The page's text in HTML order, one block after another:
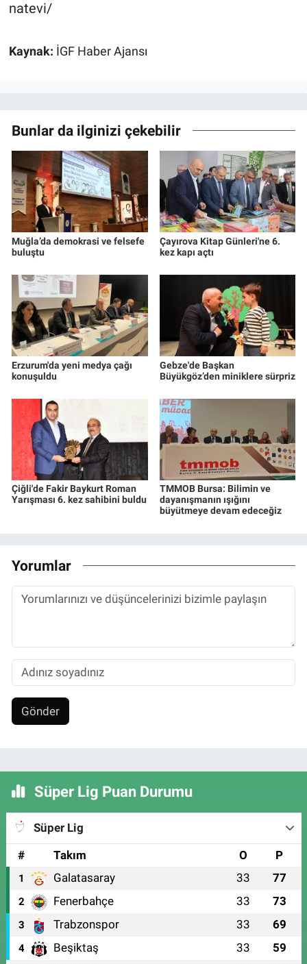
natevi/
Kaynak: İGF Haber Ajansı
Bunlar da ilginizi çekebilir
Muğla’da demokrasi ve felsefe
buluştu
Çayırova Kitap Günleri'ne 6.
kez kapı açtı
Erzurum'da yeni medya çağı
konuşuldu
Gebze'de Başkan
Büyükgöz’den miniklere sürpriz
Çiğli'de Fakir Baykurt Roman
Yarışması 6. kez sahibini buldu
TMMOB Bursa: Bilimin ve
dayanışmanın ışığını
büyütmeye devam edeceğiz
Yorumlar
Gönder
Süper Lig Puan Durumu
Süper Lig
#
Takım O P
1 Galatasaray 33 77
2 Fenerbahçe 33 73
3 Trabzonspor 33 69
4 Beşiktaş 33 59